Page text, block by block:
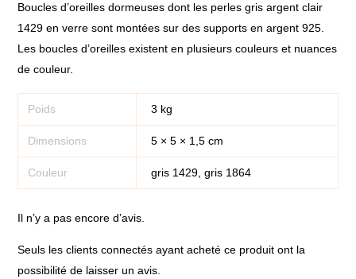
Boucles d’oreilles dormeuses dont les perles gris argent clair
1429 en verre sont montées sur des supports en argent 925.
Les boucles d’oreilles existent en plusieurs couleurs et nuances
de couleur.
Poids 3 kg
Dimensions 5 × 5 × 1,5 cm
Couleur gris 1429, gris 1864
Il n’y a pas encore d’avis.
Seuls les clients connectés ayant acheté ce produit ont la
possibilité de laisser un avis.